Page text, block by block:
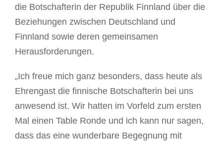
die Botschafterin der Republik Finnland über die
Beziehungen zwischen Deutschland und
Finnland sowie deren gemeinsamen
Herausforderungen.
„Ich freue mich ganz besonders, dass heute als
Ehrengast die finnische Botschafterin bei uns
anwesend ist. Wir hatten im Vorfeld zum ersten
Mal einen Table Ronde und ich kann nur sagen,
dass das eine wunderbare Begegnung mit